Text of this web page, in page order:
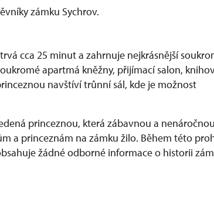
zámku Sychrov.
cca 25 minut a zahrnuje nejkrásnější
apartmá kněžny, přijímací salon,
navštíví trůnní sál, kde je možnost
princeznou, která zábavnou a nenáročnou
a princeznám na zámku žilo. Během této
žádné odborné informace o historii